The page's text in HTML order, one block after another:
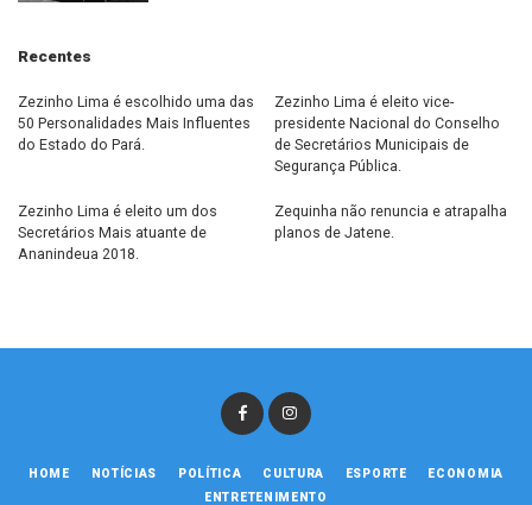
Recentes
Zezinho Lima é escolhido uma das
50 Personalidades Mais Influentes
do Estado do Pará.
Zezinho Lima é eleito vice-
presidente Nacional do Conselho
de Secretários Municipais de
Segurança Pública.
Zezinho Lima é eleito um dos
Secretários Mais atuante de
Ananindeua 2018.
Zequinha não renuncia e atrapalha
planos de Jatene.
HOME NOTÍCIAS POLÍTICA CULTURA ESPORTE
ECONOMIA
ENTRETENIMENTO